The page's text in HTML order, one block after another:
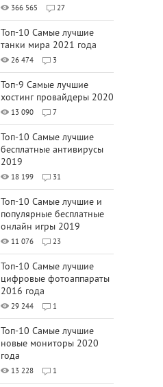
366 565 27
Топ-10 Самые лучшие
танки мира 2021 года
26 474 3
Топ-9 Самые лучшие
хостинг провайдеры 2020
13 090 7
Топ-10 Самые лучшие
бесплатные антивирусы
2019
18 199 31
Топ-10 Самые лучшие и
популярные бесплатные
онлайн игры 2019
11 076 23
Топ-10 Самые лучшие
цифровые фотоаппараты
2016 года
29 244 1
Топ-10 Самые лучшие
новые мониторы 2020
года
13 228 1